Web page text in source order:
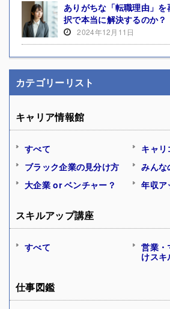
ありがちな「転職理由」
択で本当に解決するのか？
2024年12月11日
カテゴリーリスト
キャリア情報館
すべて
キャリ
ブラック企業の見分け方
みんな
大企業 or ベンチャー？
年収ア
スキルアップ講座
すべて
営業・
けスキ
仕事図鑑